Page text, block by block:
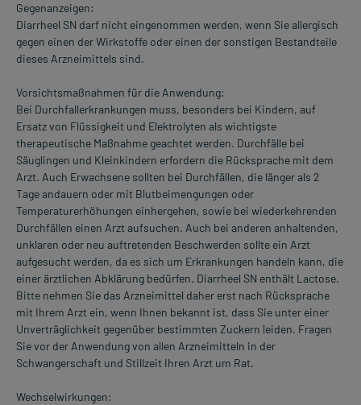
Gegenanzeigen:
Diarrheel SN darf nicht eingenommen werden, wenn Sie allergisch
gegen einen der Wirkstoffe oder einen der sonstigen Bestandteile
dieses Arzneimittels sind.
Vorsichtsmaßnahmen für die Anwendung:
Bei Durchfallerkrankungen muss, besonders bei Kindern, auf
Ersatz von Flüssigkeit und Elektrolyten als wichtigste
therapeutische Maßnahme geachtet werden. Durchfälle bei
Säuglingen und Kleinkindern erfordern die Rücksprache mit dem
Arzt. Auch Erwachsene sollten bei Durchfällen, die länger als 2
Tage andauern oder mit Blutbeimengungen oder
Temperaturerhöhungen einhergehen, sowie bei wiederkehrenden
Durchfällen einen Arzt aufsuchen. Auch bei anderen anhaltenden,
unklaren oder neu auftretenden Beschwerden sollte ein Arzt
aufgesucht werden, da es sich um Erkrankungen handeln kann, die
einer ärztlichen Abklärung bedürfen. Diarrheel SN enthält Lactose.
Bitte nehmen Sie das Arzneimittel daher erst nach Rücksprache
mit Ihrem Arzt ein, wenn Ihnen bekannt ist, dass Sie unter einer
Unverträglichkeit gegenüber bestimmten Zuckern leiden. Fragen
Sie vor der Anwendung von allen Arzneimitteln in der
Schwangerschaft und Stillzeit Ihren Arzt um Rat.
Wechselwirkungen: